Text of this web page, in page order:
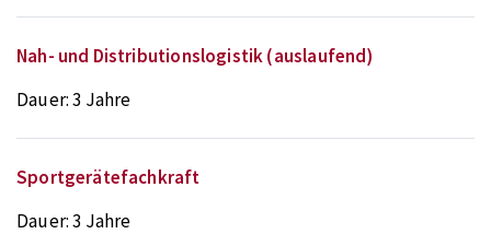
Nah- und Distributionslogistik (auslaufend)
Dauer:3 Jahre
Sportgerätefachkraft
Dauer:3 Jahre